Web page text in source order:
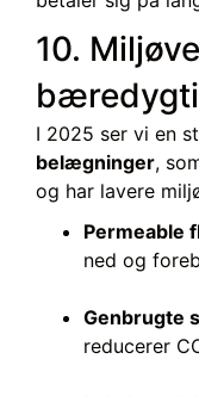
10.
I 2025 ser vi en
belægninger,
og har lavere
Permeable
ned og
Genbrugte
reducerer